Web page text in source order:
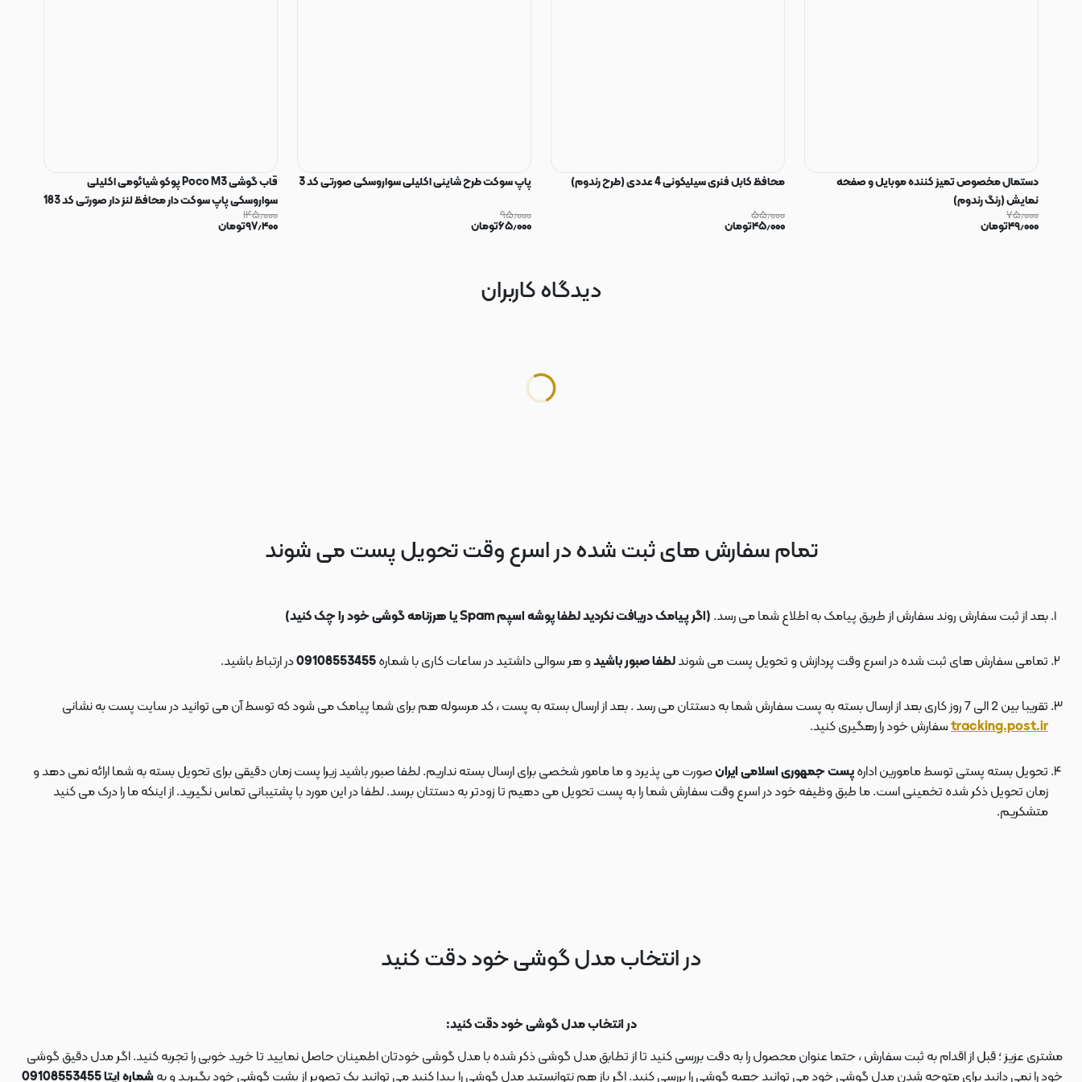
دستمال مخصوص تمیز کننده موبایل و صفحه
نمایش (رنگ رندوم)
۷۵٫۰۰۰
۴۹٫۰۰۰تومان
محافظ کابل فنری سیلیکونی 4 عددی (طرح رندوم)
۵۵٫۰۰۰
۴۵٫۰۰۰تومان
پاپ سوکت طرح شاینی اکلیلی سواروسکی صورتی کد 3
۹۵٫۰۰۰
۶۵٫۰۰۰تومان
قاب گوشی Poco M3 پوکو شیائومی اکلیلی
سواروسکی پاپ سوکت دار محافظ لنز دار صورتی کد 183
۱۴۵٫۰۰۰
۹۷٫۴۰۰تومان
دیدگاه کاربران
تمام سفارش های ثبت شده در اسرع وقت تحویل پست می شوند
بعد از ثبت سفارش روند سفارش از طریق پیامک به اطلاع شما می رسد. (اگر پیامک دریافت نکردید لطفا پوشه اسپم Spam یا هرزنامه گوشی خود را چک کنید)
تمامی سفارش های ثبت شده در اسرع وقت پردازش و تحویل پست می شوندلطفا صبور باشیدو هر سوالی داشتید در ساعات کاری با شماره در ارتباط باشید.
تقریبا بین 2 الی 7 روز کاری بعد از ارسال بسته به پست سفارش شما به دستتان می رسد . بعد از ارسال بسته به پست ، کد مرسوله هم برای شما پیامک می شود که توسط آن می توانید در سایت پست به نشانی
tracking.post.irسفارش خود را رهگیری کنید.
تحویل بسته پستی توسط مامورین ادارهپست جمهوری اسلامی ایرانصورت می پذیرد و ما مامور شخصی برای ارسال بسته نداریم. لطفا صبور باشید زیرا پست زمان دقیقی برای تحویل بسته به شما ارائه نمی دهد و
زمان تحویل ذکر شده تخمینی است. ما طبق وظیفه خود در اسرع وقت سفارش شما را به پست تحویل می دهیم تا زودتر به دستتان برسد. لطفا در این مورد با پشتیبانی تماس نگیرید. از اینکه ما را درک می کنید
متشکریم.
در انتخاب مدل گوشی خود دقت کنید
در انتخاب مدل گوشی خود دقت کنید:
مشتری عزیز ؛ قبل از اقدام به ثبت سفارش ، حتما عنوان محصول را به دقت بررسی کنید تا از تطابق مدل گوشی ذکر شده با مدل گوشی خودتان اطمینان حاصل نمایید تا خرید خوبی را تجربه کنید. اگر مدل دقیق گوشی
خود را نمی دانید برای متوجه شدن مدل گوشی خود می توانید جعبه گوشی را بررسی کنید. اگر باز هم نتوانستید مدل گوشی را پیدا کنید می توانید یک تصویر از پشت گوشی خود بگیرید و به شماره ایتا 09108553455